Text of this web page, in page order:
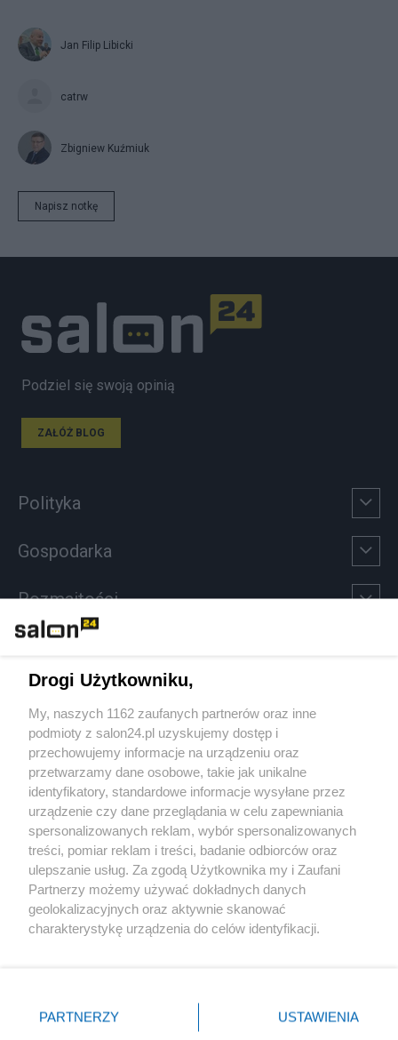
Jan Filip Libicki
catrw
Zbigniew Kuźmiuk
Napisz notkę
Podziel się swoją opinią
ZAŁÓŻ BLOG
Polityka
Gospodarka
Rozmaitości
Sport
Społeczeństwo
Kultura
X Facebook Instagram Youtube
Drogi Użytkowniku,
My, naszych 1162 zaufanych partnerów oraz inne
podmioty z salon24.pl uzyskujemy dostęp i
przechowujemy informacje na urządzeniu oraz
przetwarzamy dane osobowe, takie jak unikalne
identyfikatory, standardowe informacje wysyłane przez
urządzenie czy dane przeglądania w celu zapewniania
spersonalizowanych reklam, wybór spersonalizowanych
treści, pomiar reklam i treści, badanie odbiorców oraz
ulepszanie usług. Za zgodą Użytkownika my i Zaufani
Partnerzy możemy używać dokładnych danych
geolokalizacyjnych oraz aktywnie skanować
charakterystykę urządzenia do celów identyfikacji.
zmienić/wycofać klikając przycisk ustawień prywatności
znajdujący się w lewym dolnym rogu strony
PARTNERZY USTAWIENIA